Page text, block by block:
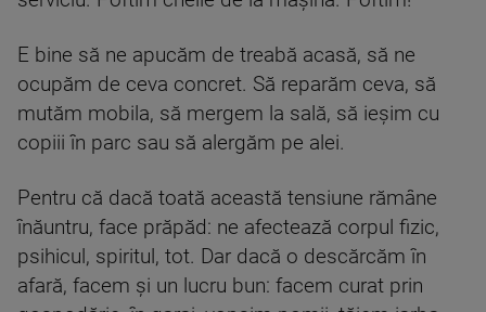
E bine să ne apucăm de treabă acasă, să ne
ocupăm de ceva concret. Să reparăm ceva, să
mutăm mobila, să mergem la sală, să ieșim cu
copiii în parc sau să alergăm pe alei.
Pentru că dacă toată această tensiune rămâne
înăuntru, face prăpăd: ne afectează corpul fizic,
psihicul, spiritul, tot. Dar dacă o descărcăm în
afară, facem și un lucru bun: facem curat prin